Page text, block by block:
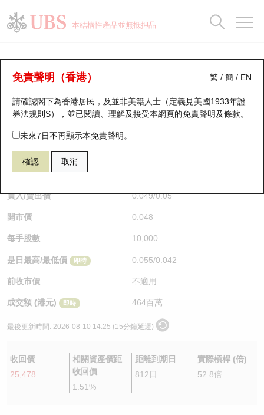
本結構性產品並無抵押品
繁 / 簡 / EN
免責聲明（香港）
請確認閣下為香港居民，及並非美籍人士（定義見美國1933年證
券法規則S），並已閱讀、理解及接受本網頁的免責聲明及條款。
未來7日不再顯示本免責聲明。
確認 取消
牛熊證分析儀
表現 街貨統計 比較
55819 瑞銀牛證 HSI 恒生指數
$0.049 即時
買入/賣出價 0.049/0.05
開市價 0.048
每手股數 10,000
是日最高/最低價 即時 0.055/0.042
前收市價 不適用
成交額 (港元) 即時 464百萬
最後更新時間: 2026-08-10 14:25 (15分鐘延遲)
收回價
25,478
相關資產價距
收回價
1.51%
距離到期日
812日
實際槓桿 (倍)
52.8倍
瑞銀認股證一覽
新發行瑞銀認股證
即將到期認股證
認股證到期結算價查詢
認股證分析儀
認股證速算機
認股證/牛熊證日誌
認股證文件及公告
街貨統計
比較
牛熊全景快搜
牛熊證搜尋
牛熊證街貨分佈圖
正股牛熊證列表
新發行瑞銀牛熊證
已收回牛熊證剩餘價值
牛熊證到期結算價查詢
牛熊證分析儀
牛熊證文件及公告
街貨統計
比較
十大升幅/跌幅
十大認股證成交分佈
十天股證佔大市成交
資金流
街貨統計
三十大平均引伸波幅
正股分析儀
二十大活躍股份
恒指成份股
國指成份股
科指成份股
相關資產沽空
中資ETFs溢價比較
AH 股價對照
持股比重
顯示所有持股比重
每月輪證大市專題
輪證專欄
講座及教育短片
認股證投資者教育
牛熊證投資者教育
認股證牛熊證常問問題